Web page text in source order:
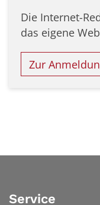
Die Internet-
das eigene
Zur
Service